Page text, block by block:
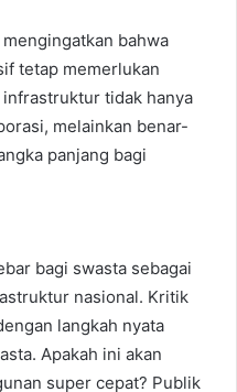
bahwa
tetap memerlukan
tidak hanya
melainkan benar-
panjang bagi
bagi swasta sebagai
nasional. Kritik
langkah nyata
Apakah ini akan
super cepat? Publik